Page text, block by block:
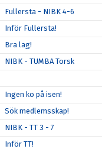
Fullersta - NIBK 4-6
Inför Fullersta!
Bra lag!
NIBK - TUMBA Torsk
Ingen ko på isen!
Sök medlemsskap!
NIBK - TT 3 - 7
Inför TT!